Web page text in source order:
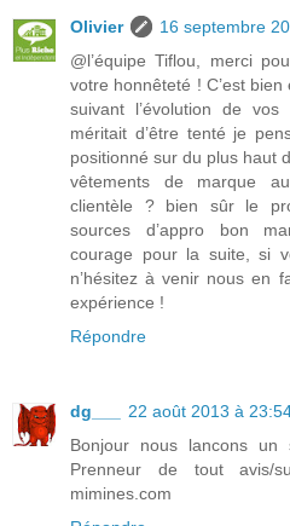
Olivier
16 septembre
@l’équipe Tiflou, merci
votre honnêteté ! C’est
suivant l’évolution de vos
méritait d’être tenté je
positionné sur du plus haut
vêtements de marque
clientèle ? bien sûr le
sources d’appro bon
courage pour la suite, si
n’hésitez à venir nous en
expérience !
Répondre
dg___
22 août 2013 à
Bonjour nous lancons un
Prenneur de tout avis/
mimines.com